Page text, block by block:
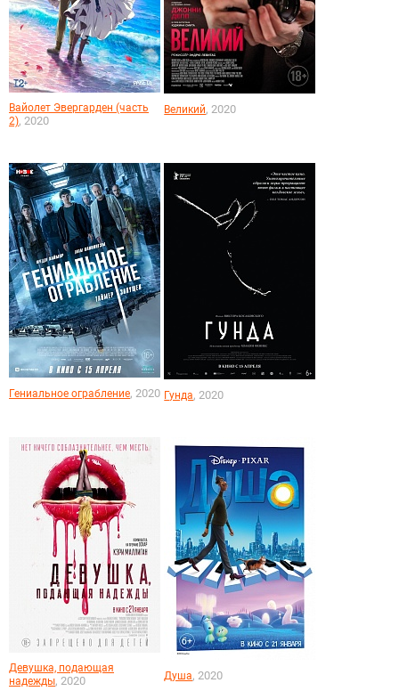
Вайолет Эвергарден (часть
2), 2020
Великий, 2020
Гениальное ограбление, 2020 Гунда, 2020
Девушка, подающая
надежды, 2020 Душа, 2020